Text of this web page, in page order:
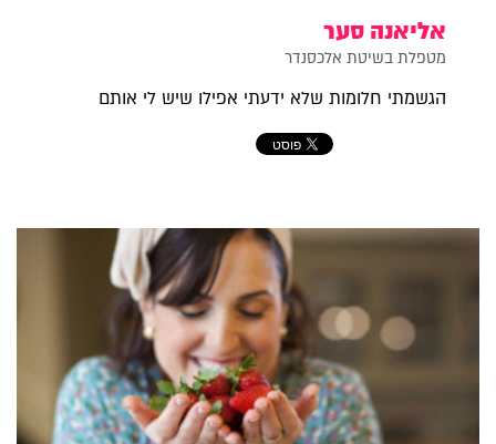
אליאנה סער
מטפלת בשיטת אלכסנדר
הגשמתי חלומות שלא ידעתי אפילו שיש לי אותם